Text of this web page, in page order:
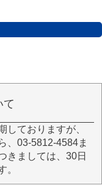
て
しておりますが、
、03-5812-4584ま
きましては、30日
。